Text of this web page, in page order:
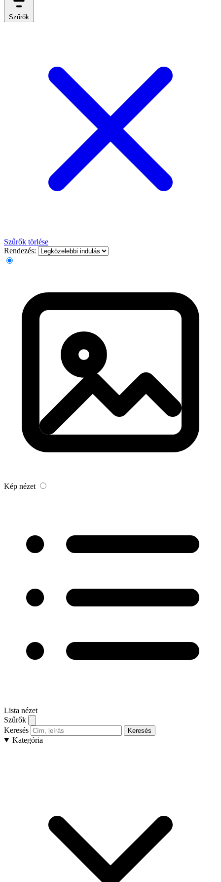
Szűrők
Szűrők törlése
Rendezés:
Kép nézet
Lista nézet
Szűrők
Keresés
Keresés
Kategória